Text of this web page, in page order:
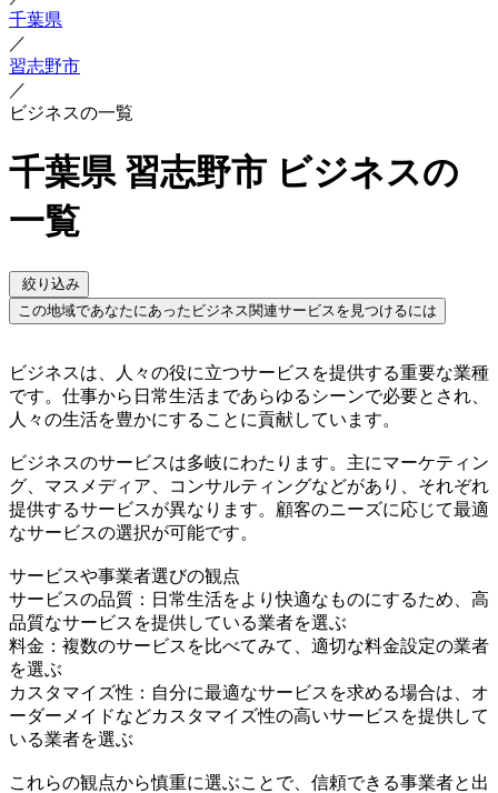
千葉県
／
習志野市
／
ビジネスの一覧
千葉県 習志野市 ビジネスの
一覧
絞り込み
この地域であなたにあったビジネス関連サービスを見つけるには
ビジネスは、人々の役に立つサービスを提供する重要な業種
です。仕事から日常生活まであらゆるシーンで必要とされ、
人々の生活を豊かにすることに貢献しています。
ビジネスのサービスは多岐にわたります。主にマーケティン
グ、マスメディア、コンサルティングなどがあり、それぞれ
提供するサービスが異なります。顧客のニーズに応じて最適
なサービスの選択が可能です。
サービスや事業者選びの観点
サービスの品質：日常生活をより快適なものにするため、高
品質なサービスを提供している業者を選ぶ
料金：複数のサービスを比べてみて、適切な料金設定の業者
を選ぶ
カスタマイズ性：自分に最適なサービスを求める場合は、オ
ーダーメイドなどカスタマイズ性の高いサービスを提供して
いる業者を選ぶ
これらの観点から慎重に選ぶことで、信頼できる事業者と出